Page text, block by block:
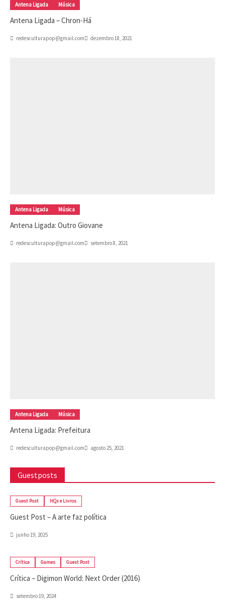
Antena Ligada Música
Antena Ligada – Chron-Há
redesculturapop@gmail.com dezembro 18, 2021
Antena Ligada Música
Antena Ligada: Outro Giovane
redesculturapop@gmail.com setembro 8, 2021
Antena Ligada Música
Antena Ligada: Prefeitura
redesculturapop@gmail.com agosto 25, 2021
Guestposts
Guest Post HQs e Livros
Guest Post – A arte faz política
junho 19, 2025
Crítica Games Guest Post
Crítica – Digimon World: Next Order (2016)
setembro 19, 2024